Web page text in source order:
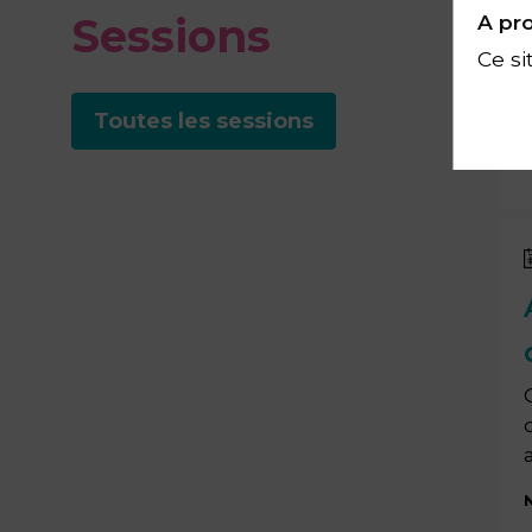
Sessions
Toutes les sessions
A
Ce